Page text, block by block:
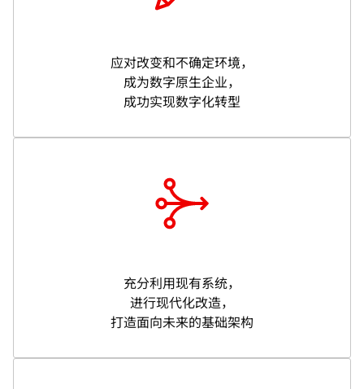
应对改变和不确定环境，
成为数字原生企业，
成功实现数字化转型
充分利用现有系统，
进行现代化改造，
打造面向未来的基础架构